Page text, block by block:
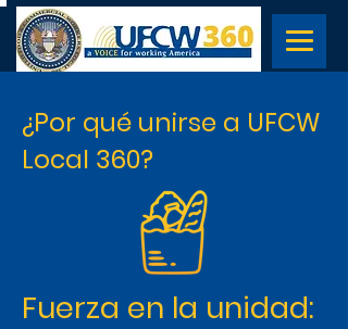
¿Por qué unirse a UFCW
Local 360?
Fuerza en la unidad: